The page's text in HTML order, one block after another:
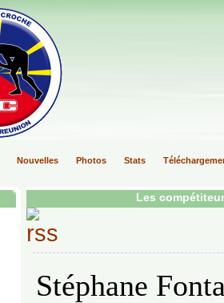
Nouvelles Photos Stats
Les
Stéphane